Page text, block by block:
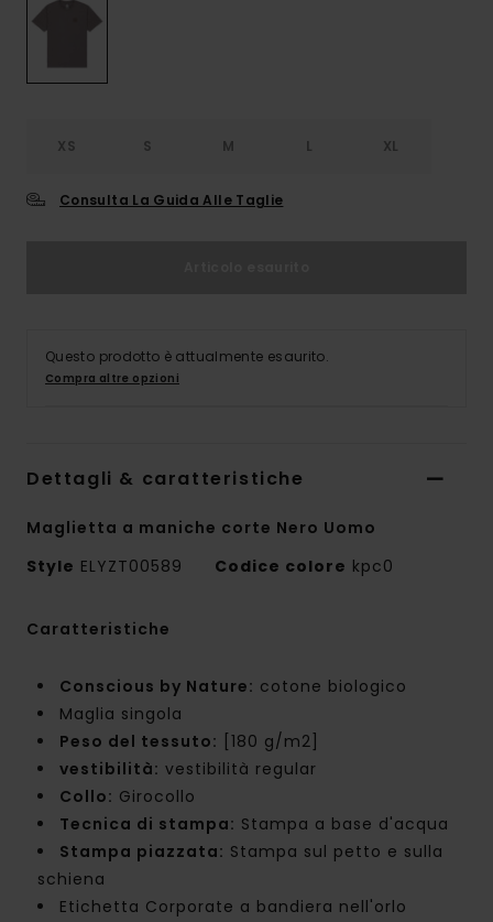
XS S M L XL
Consulta La Guida Alle Taglie
Questo prodotto è attualmente esaurito.
Compra altre opzioni
Dettagli & caratteristiche
Maglietta a maniche corte Nero Uomo
Style ELYZT00589 Codice colore kpc0
Caratteristiche
Conscious by Nature: cotone biologico
Maglia singola
Peso del tessuto: [180 g/m2]
vestibilità: vestibilità regular
Collo: Girocollo
Tecnica di stampa: Stampa a base d'acqua
Stampa piazzata: Stampa sul petto e sulla
schiena
Etichetta Corporate a bandiera nell'orlo